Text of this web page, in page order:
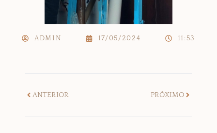
ADMIN 17/05/2024 11:53
ANTERIOR PRÓXIMO